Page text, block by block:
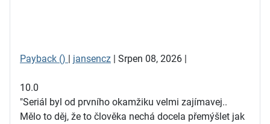
Payback () | jansencz | Srpen 08, 2026 |
10.0
"Seriál byl od prvního okamžiku velmi zajímavej..
Mělo to děj, že to člověka nechá docela přemýšlet jak